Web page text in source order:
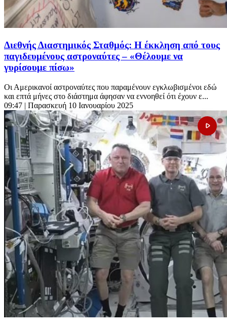
Διεθνής Διαστημικός Σταθμός: Η έκκληση από τους
παγιδευμένους αστροναύτες – «Θέλουμε να
γυρίσουμε πίσω»
Οι Αμερικανοί αστροναύτες που παραμένουν εγκλωβισμένοι εδώ
και επτά μήνες στο διάστημα άφησαν να εννοηθεί ότι έχουν ε...
09:47 | Παρασκευή 10 Ιανουαρίου 2025